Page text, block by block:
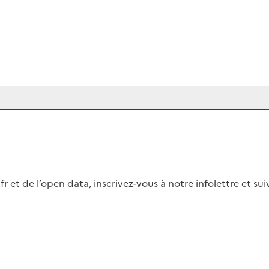
et de l’open data, inscrivez-vous à notre infolettre et